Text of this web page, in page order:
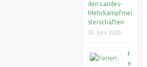
den Landes-
Mehrkampfmei
sterschaften
20. Juni 2026
F
e